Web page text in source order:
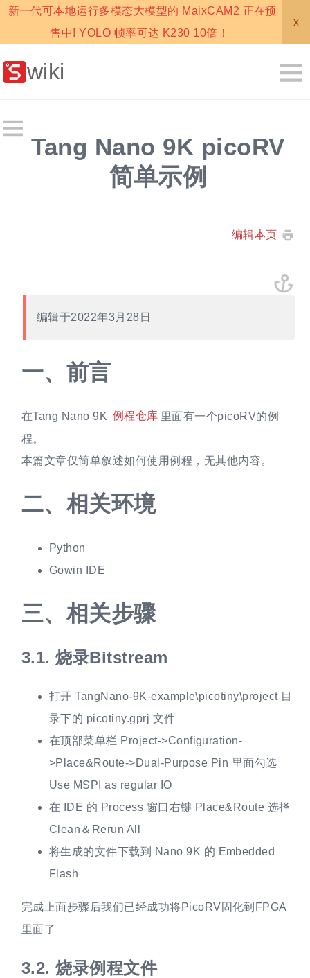
新一代可本地运行多模态大模型的 MaixCAM2 正在预
售中! YOLO 帧率可达 K230 10倍！
x
wiki
Tang Nano 9K picoRV
简单示例
编辑本页
编辑于2022年3月28日
一、 前言
在Tang Nano 9K 例程仓库 里面有一个picoRV的例
程。
本篇文章仅简单叙述如何使用例程，无其他内容。
二、 相关环境
Python
Gowin IDE
三、 相关步骤
3.1.烧录Bitstream
打开 TangNano-9K-example\picotiny\project 目
录下的 picotiny.gprj 文件
在顶部菜单栏 Project->Configuration-
>Place&Route->Dual-Purpose Pin 里面勾选
Use MSPI as regular IO
在 IDE 的 Process 窗口右键 Place&Route 选择
Clean＆Rerun All
将生成的文件下载到 Nano 9K 的 Embedded
Flash
完成上面步骤后我们已经成功将PicoRV固化到FPGA
里面了
3.2.烧录例程文件